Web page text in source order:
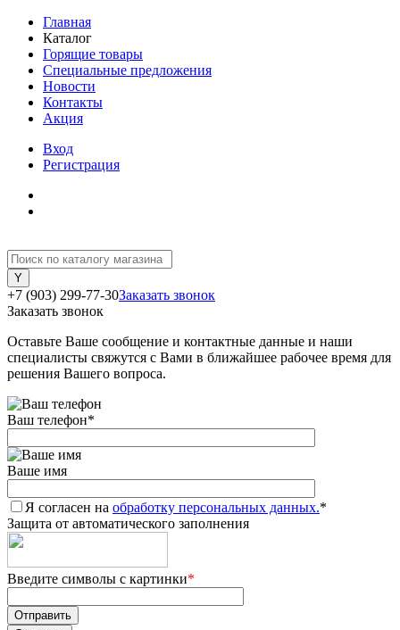
Главная
Каталог
Горящие товары
Специальные предложения
Новости
Контакты
Акция
Вход
Регистрация
+7 (903) 299-77-30Заказать звонок
Заказать звонок
Оставьте Ваше сообщение и контактные данные и наши
специалисты свяжутся с Вами в ближайшее рабочее время для
решения Вашего вопроса.
Ваш телефон*
Ваше имя
Я согласен на обработку персональных данных.*
Защита от автоматического заполнения
Введите символы с картинки*